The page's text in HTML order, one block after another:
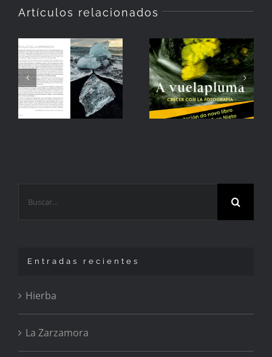
Artículos relacionados
Primeras
impresiones
¡Ya tengo
en casa mi
nuevo
libro!
Entradas recientes
Hierba
La Zarzamora